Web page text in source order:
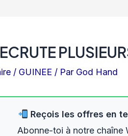
/ GUINEE / Par God Hand
Reçois les offres en
Abonne-toi à notre chaîne